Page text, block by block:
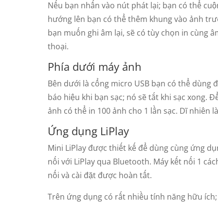
Nếu bạn nhấn vào nút phát lại; bạn có thể
hướng lên bạn có thể thêm khung vào ảnh
bạn muốn ghi âm lại, sẽ có tùy chọn in cùng
thoại.
Phía dưới máy ảnh
Bên dưới là cổng micro USB bạn có thể dùng
báo hiệu khi bạn sạc; nó sẽ tắt khi sạc xong.
ảnh có thể in 100 ảnh cho 1 lần sạc. Dĩ nhiên
Ứng dụng LiPlay
Mini LiPlay được thiết kế để dùng cùng ứng
nối với LiPlay qua Bluetooth. Máy kết nối 1
nối và cài đặt được hoàn tất.
Trên ứng dụng có rất nhiều tính năng hữu